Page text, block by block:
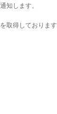
知します。
取得しております